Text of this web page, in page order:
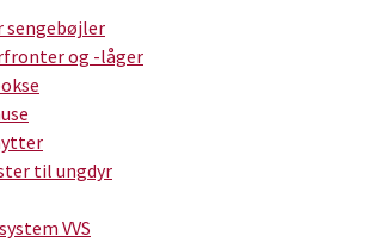
sengebøjler
og -låger
til ungdyr
VVS